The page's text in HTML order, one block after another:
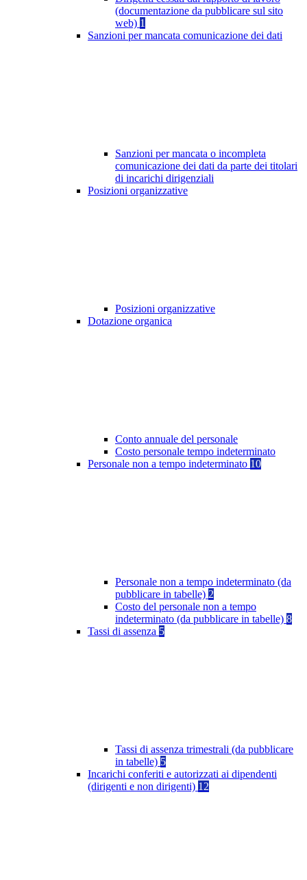
(documentazione da pubblicare sul sito
web) 1
Sanzioni per mancata comunicazione dei dati
Sanzioni per mancata o incompleta
comunicazione dei dati da parte dei titolari
di incarichi dirigenziali
Posizioni organizzative
Posizioni organizzative
Dotazione organica
Conto annuale del personale
Costo personale tempo indeterminato
Personale non a tempo indeterminato 10
Personale non a tempo indeterminato (da
pubblicare in tabelle) 2
Costo del personale non a tempo
indeterminato (da pubblicare in tabelle) 8
Tassi di assenza 5
Tassi di assenza trimestrali (da pubblicare
in tabelle) 5
Incarichi conferiti e autorizzati ai dipendenti
(dirigenti e non dirigenti) 12